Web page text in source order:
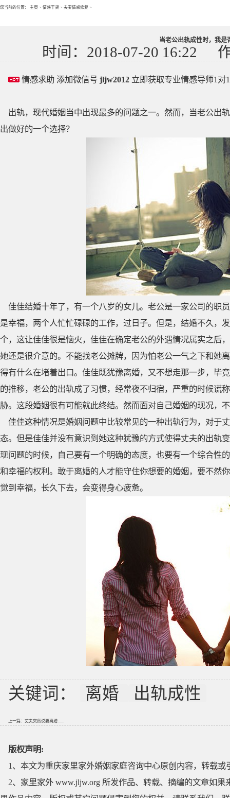
您当前的位置： 主页 > 情感干货 > 夫妻情感修复 >
当老公出轨成性时，我是
时间：2018-07-20 16:22
情感求助 添加微信号 jljw2012 立即获取专业情感导师1对
出轨，现代婚姻当中出现最多的问题之一。然而，当老公出
出做好的一个选择？
佳佳结婚十年了，有一个八岁的女儿。老公是一家公司的职
是幸福，两个人忙忙碌碌的工作，过日子。但是，结婚不久，
个，这让佳佳很是恼火，佳佳在确定老公的外遇情况属实之后
她还是很介意的。不能找老公摊牌，因为怕老公一气之下和她
得有什么在堵着出口。佳佳既犹豫离婚，又不想走那一步，毕
的推移，老公的出轨成了习惯，经常夜不归宿，严重的时候谎
胁。这段婚姻很有可能就此终结。然而面对自己婚姻的现况，
佳佳这种情况是婚姻问题中比较常见的一种出轨行为，对于
态。但是佳佳并没有意识到她这种犹豫的方式使得丈夫的出轨
现问题的时候，自己要有一个明确的态度，也要有一个综合性
和幸福的权利。敢于离婚的人才能守住你想要的婚姻，要不然
觉到幸福，长久下去，会变得身心疲惫。
关键词： 离婚 出轨成性
上一篇： 丈夫突然说要离婚......
版权声明:
1、本文为重庆家里家外婚姻家庭咨询中心原创内容，转载
2、家里家外 www.jljw.org 所发作品、转载、摘编的文章如